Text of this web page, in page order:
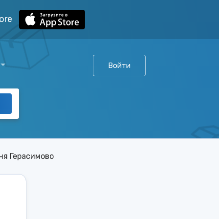
Войти
Герасимово